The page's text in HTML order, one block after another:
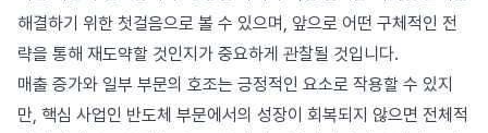
해결하기 위한 첫걸음으로 볼 수 있으며, 앞으로 어떤 구체적인 전
략을 통해 재도약할 것인지가 중요하게 관찰될 것입니다.
매출 증가와 일부 부문의 호조는 긍정적인 요소로 작용할 수 있지
만, 핵심 사업인 반도체 부문에서의 성장이 회복되지 않으면 전체적